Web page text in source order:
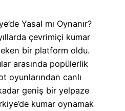
Yasal mı Oynanır?
çevrimiçi kumar
bir platform oldu.
arasında popülerlik
oyunlarından canlı
geniş bir yelpaze
kumar oynamak